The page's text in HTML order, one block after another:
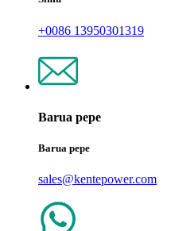
+0086 13950301319
Barua pepe
Barua pepe
sales@kentepower.com